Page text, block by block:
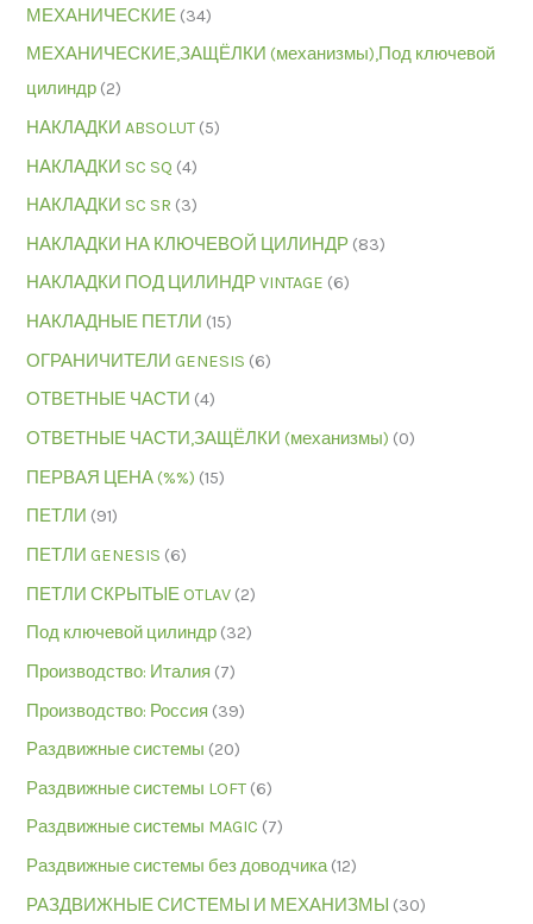
МЕХАНИЧЕСКИЕ (34)
МЕХАНИЧЕСКИЕ,ЗАЩЁЛКИ (механизмы),Под ключевой
цилиндр (2)
НАКЛАДКИ ABSOLUT (5)
НАКЛАДКИ SC SQ (4)
НАКЛАДКИ SC SR (3)
НАКЛАДКИ НА КЛЮЧЕВОЙ ЦИЛИНДР (83)
НАКЛАДКИ ПОД ЦИЛИНДР VINTAGE (6)
НАКЛАДНЫЕ ПЕТЛИ (15)
ОГРАНИЧИТЕЛИ GENESIS (6)
ОТВЕТНЫЕ ЧАСТИ (4)
ОТВЕТНЫЕ ЧАСТИ,ЗАЩЁЛКИ (механизмы) (0)
ПЕРВАЯ ЦЕНА (%%) (15)
ПЕТЛИ (91)
ПЕТЛИ GENESIS (6)
ПЕТЛИ СКРЫТЫЕ OTLAV (2)
Под ключевой цилиндр (32)
Производство: Италия (7)
Производство: Россия (39)
Раздвижные системы (20)
Раздвижные системы LOFT (6)
Раздвижные системы MAGIC (7)
Раздвижные системы без доводчика (12)
РАЗДВИЖНЫЕ СИСТЕМЫ И МЕХАНИЗМЫ (30)